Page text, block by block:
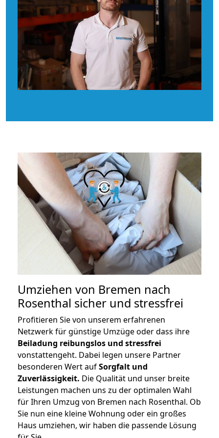
Umziehen von Bremen nach
Rosenthal sicher und stressfrei
Profitieren Sie von unserem erfahrenen
Netzwerk für günstige Umzüge oder dass ihre
Beiladung reibungslos und stressfrei
vonstattengeht. Dabei legen unsere Partner
besonderen Wert aufSorgfalt und
Zuverlässigkeit. Die Qualität und unser breite
Leistungen machen uns zu der optimalen Wahl
für Ihren Umzug von Bremen nach Rosenthal. Ob
Sie nun eine kleine Wohnung oder ein großes
Haus umziehen, wir haben die passende Lösung